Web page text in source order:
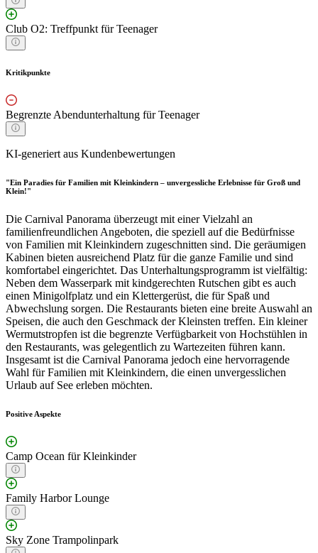
Club O2: Treffpunkt für Teenager
Kritikpunkte
Begrenzte Abendunterhaltung für Teenager
KI-generiert aus Kundenbewertungen
"Ein Paradies für Familien mit Kleinkindern – unvergessliche Erlebnisse für Groß und
Klein!"
Die Carnival Panorama überzeugt mit einer Vielzahl an
familienfreundlichen Angeboten, die speziell auf die Bedürfnisse
von Familien mit Kleinkindern zugeschnitten sind. Die geräumigen
Kabinen bieten ausreichend Platz für die ganze Familie und sind
komfortabel eingerichtet. Das Unterhaltungsprogramm ist vielfältig:
Neben dem Wasserpark mit kindgerechten Rutschen gibt es auch
einen Minigolfplatz und ein Klettergerüst, die für Spaß und
Abwechslung sorgen. Die Restaurants bieten eine breite Auswahl an
Speisen, die auch den Geschmack der Kleinsten treffen. Ein kleiner
Wermutstropfen ist die begrenzte Verfügbarkeit von Hochstühlen in
den Restaurants, was gelegentlich zu Wartezeiten führen kann.
Insgesamt ist die Carnival Panorama jedoch eine hervorragende
Wahl für Familien mit Kleinkindern, die einen unvergesslichen
Urlaub auf See erleben möchten.
Positive Aspekte
Camp Ocean für Kleinkinder
Family Harbor Lounge
Sky Zone Trampolinpark